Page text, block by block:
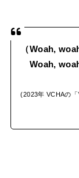
（Woah,
Woah,
(2023年 VCHAの